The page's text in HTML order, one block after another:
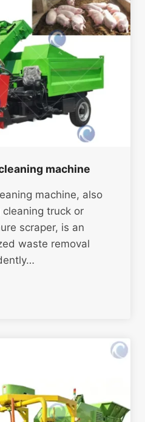
machine
machine, also
truck or
scraper, is an
waste removal